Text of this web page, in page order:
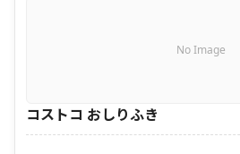
No Image
コストコ おしりふき